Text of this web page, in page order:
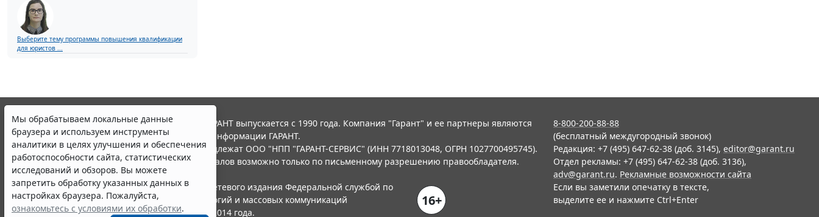
Выберите тему программы повышения квалификации
для юристов ...
Мы обрабатываем локальные данные
браузера и используем инструменты
аналитики в целях улучшения и обеспечения
работоспособности сайта, статистических
исследований и обзоров. Вы можете
запретить обработку указанных данных в
настройках браузера. Пожалуйста,
ознакомьтесь с условиями их обработки.
© ООО "НПП "ГАРАНТ-СЕРВИС", 2026. Система ГАРАНТ выпускается с 1990 года. Компания "Гарант" и ее партнеры являются
участниками Российской ассоциации правовой информации ГАРАНТ.
Все права на материалы сайта ГАРАНТ.РУ принадлежат ООО "НПП "ГАРАНТ-СЕРВИС" (ИНН 7718013048, ОГРН 1027700495745).
Полное или частичное воспроизведение материалов возможно только по письменному разрешению правообладателя.
Правила использования портала.
Портал ГАРАНТ.РУ зарегистрирован в качестве сетевого издания Федеральной службой по
надзору в сфере связи,информационных технологий и массовых коммуникаций
(Роскомнадзором), Эл № ФС77-58365 от 18 июня 2014 года.
16+
8-800-200-88-88
(бесплатный междугородный звонок)
Редакция: +7 (495) 647-62-38 (доб. 3145), editor@garant.ru
Отдел рекламы: +7 (495) 647-62-38 (доб. 3136),
adv@garant.ru. Рекламные возможности сайта
Если вы заметили опечатку в тексте,
выделите ее и нажмите Ctrl+Enter